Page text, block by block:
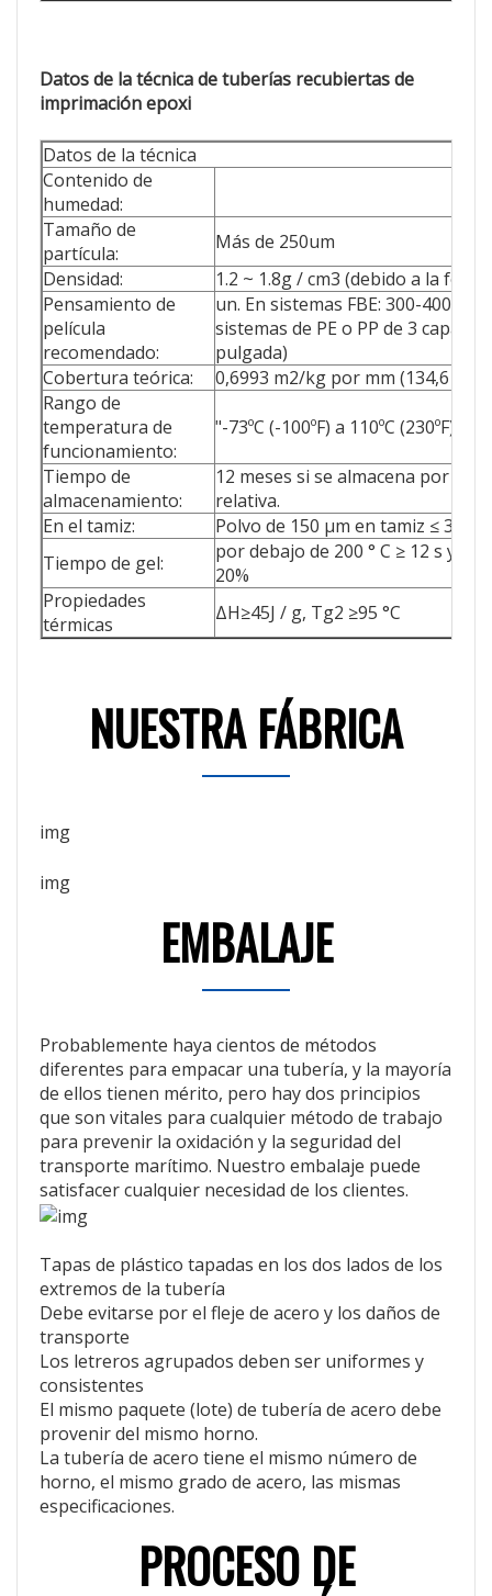
Datos de la técnica de tuberías recubiertas de
imprimación epoxi
Datos de la técnica
Contenido de
humedad:
Tamaño de
partícula:
Más de 250um
Densidad:
1.2 ~ 1.8g / cm3 (debido a la
Pensamiento de
película
recomendado:
un. En sistemas FBE: 300-400
sistemas de PE o PP de 3 capas:
pulgada)
Cobertura teórica:
0,6993 m2/kg por mm (134,6
Rango de
temperatura de
funcionamiento:
"-73ºC (-100ºF) a 110ºC (230ºF)
Tiempo de
almacenamiento:
12 meses si se almacena por
relativa.
En el tamiz:
Polvo de 150 μm en tamiz ≤ 3%,
Tiempo de gel:
por debajo de 200 ° C ≥ 12 s y
20%
Propiedades
térmicas
ΔH≥45J / g, Tg2 ≥95 °C
NUESTRA FÁBRICA
EMBALAJE
Probablemente haya cientos de métodos
diferentes para empacar una tubería, y la mayoría
de ellos tienen mérito, pero hay dos principios
que son vitales para cualquier método de trabajo
para prevenir la oxidación y la seguridad del
transporte marítimo. Nuestro embalaje puede
satisfacer cualquier necesidad de los clientes.
Tapas de plástico tapadas en los dos lados de los
extremos de la tubería
Debe evitarse por el fleje de acero y los daños de
transporte
Los letreros agrupados deben ser uniformes y
consistentes
El mismo paquete (lote) de tubería de acero debe
provenir del mismo horno.
La tubería de acero tiene el mismo número de
horno, el mismo grado de acero, las mismas
especificaciones.
PROCESO DE